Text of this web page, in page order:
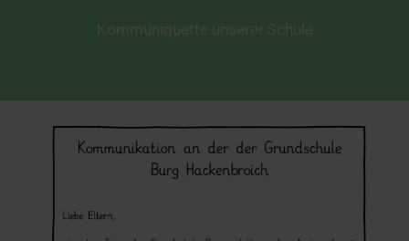
Kommuniquette unserer Schule